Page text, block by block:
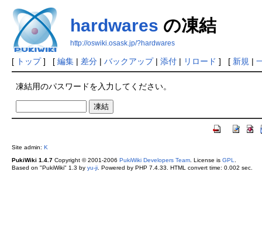
hardwares の凍結
http://oswiki.osask.jp/?hardwares
[ トップ] [ 編集| 差分| バックアップ| 添付| リロード ] [ 新規 |
凍結用のパスワードを入力してください。
Site admin: K
PukiWiki 1.4.7Copyright © 2001-2006 PukiWiki Developers Team. License is GPL.
Based on "PukiWiki" 1.3 by yu-ji. Powered by PHP 7.4.33. HTML convert time: 0.002 sec.